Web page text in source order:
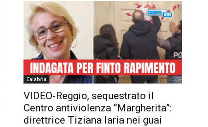
Calabria
VIDEO-Reggio, sequestrato il
Centro antiviolenza “Margherita”:
direttrice Tiziana Iaria nei guai